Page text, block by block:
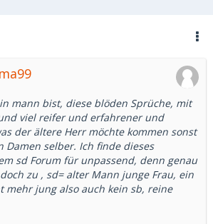
mann bist, diese blöden Sprüche, mit
viel reifer und erfahrener und
der ältere Herr möchte kommen sonst
Damen selber. Ich finde dieses
sd Forum für unpassend, denn genau
zu , sd= alter Mann junge Frau, ein
mehr jung also auch kein sb, reine